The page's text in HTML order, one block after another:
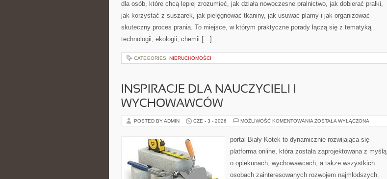
dla osób, które chcą lepiej zrozumieć, jak działa nowoczesne pralnictwo, jak dobierać pralki,
jak korzystać z suszarek, jak pielęgnować tkaniny, jak usuwać plamy i jak organizować
skuteczny proces prania. To miejsce, w którym praktyczne porady łączą się z tematyką
technologii, ekologii, chemii […]
CATEGORIES: NIERUCHOMOŚCI
INSPIRACJE DLA NAUCZYCIELI I
WYCHOWAWCÓW
POSTED BY ADMIN CZE - 3 - 2026 MOŻLIWOŚĆ KOMENTOWANIA INSPIRACJE
WYCHOWAWCÓW
ZOSTAŁA WYŁĄCZONA
portal Biały Kotek to dynamicznie rozwijająca się
platforma online, która została zaprojektowana z myślą
o opiekunach, wychowawcach, a także wszystkich
osobach zainteresowanych rozwojem najmłodszych.